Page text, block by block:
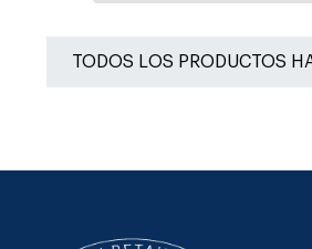
TODOS LOS PRODUCTOS